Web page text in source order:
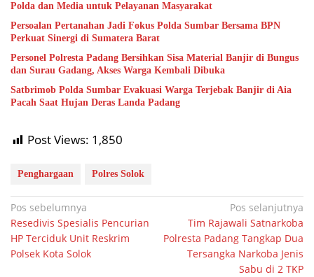
Polda dan Media untuk Pelayanan Masyarakat
Persoalan Pertanahan Jadi Fokus Polda Sumbar Bersama BPN
Perkuat Sinergi di Sumatera Barat
Personel Polresta Padang Bersihkan Sisa Material Banjir di Bungus
dan Surau Gadang, Akses Warga Kembali Dibuka
Satbrimob Polda Sumbar Evakuasi Warga Terjebak Banjir di Aia
Pacah Saat Hujan Deras Landa Padang
Post Views: 1,850
Penghargaan Polres Solok
Navigasi
pos
Pos sebelumnya
Resedivis Spesialis Pencurian
HP Terciduk Unit Reskrim
Polsek Kota Solok
Pos selanjutnya
Tim Rajawali Satnarkoba
Polresta Padang Tangkap Dua
Tersangka Narkoba Jenis
Sabu di 2 TKP